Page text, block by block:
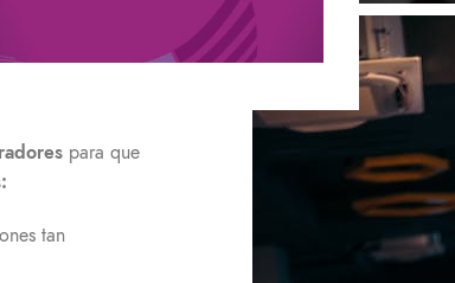
para que
tan